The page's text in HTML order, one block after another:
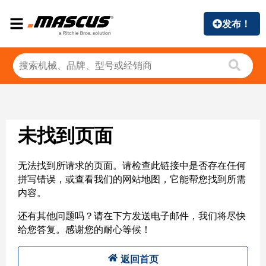
发布！
未找到页面
无法找到所请求的页面。请检查此链接中是否存在任何
拼写错误，或查看我们的网站地图，它能帮您找到所需
内容。
还有其他问题吗？请在下方发送电子邮件，我们将尽快
给您答复。感谢您的耐心等候！
返回首页